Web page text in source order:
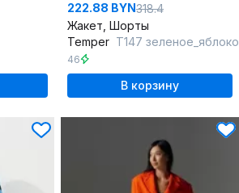
222.88 BYN318.4
Жакет, Шорты
Temper Т147 зеленое_яблоко
46
В корзину